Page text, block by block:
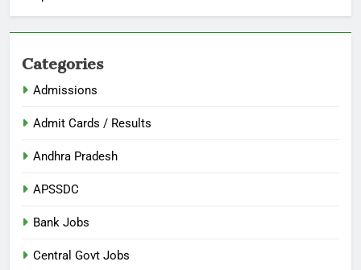
Categories
Admissions
Admit Cards / Results
Andhra Pradesh
APSSDC
Bank Jobs
Central Govt Jobs